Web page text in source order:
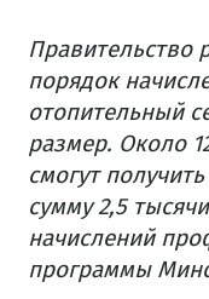
Правительство
порядок
отопительный
размер. Около
смогут
сумму 2,5
начислений
программы